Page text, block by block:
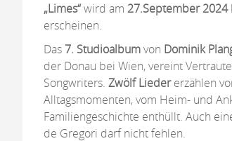
„Limes“wird am 27.September 2024
erscheinen.
Das 7. Studioalbumvon Dominik
der Donau bei Wien, vereint
Songwriters. Zwölf Liedererzählen
Alltagsmomenten, vom Heim- und
Familiengeschichte enthüllt. Auch
de Gregori darf nicht fehlen.